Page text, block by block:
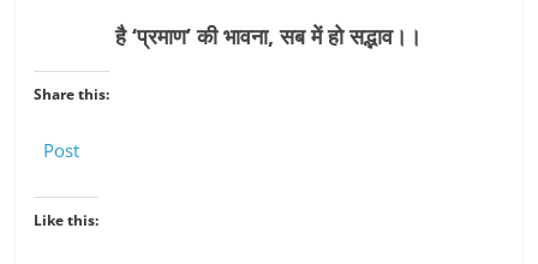
है ‘प्रमाण’ की भावना, सब में हो सद्भाव।।
Share this:
Post
Like this: